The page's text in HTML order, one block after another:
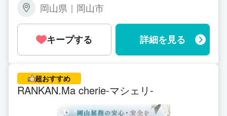
■ POINT ・月給8
0万以上稼ぐ女性も多数在籍 ・下着姿の
撮影はありません(妊娠線・傷跡が気にな
りません) ・自宅待機もOK ・自走でのお
仕事OK(送迎も勿論可能です) ・雑費なし
40代・50代だからこそ当店は稼げます。
圧倒的な集客力で昼夜問わず、安定した
お仕事量をお約束致します。
岡山県｜岡山市
キープする 詳細を見る
超おすすめ
RANKAN.Ma cherie-マシェリ-